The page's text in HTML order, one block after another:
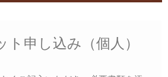
– Top –
– User guide –
ト申し込み（個人）